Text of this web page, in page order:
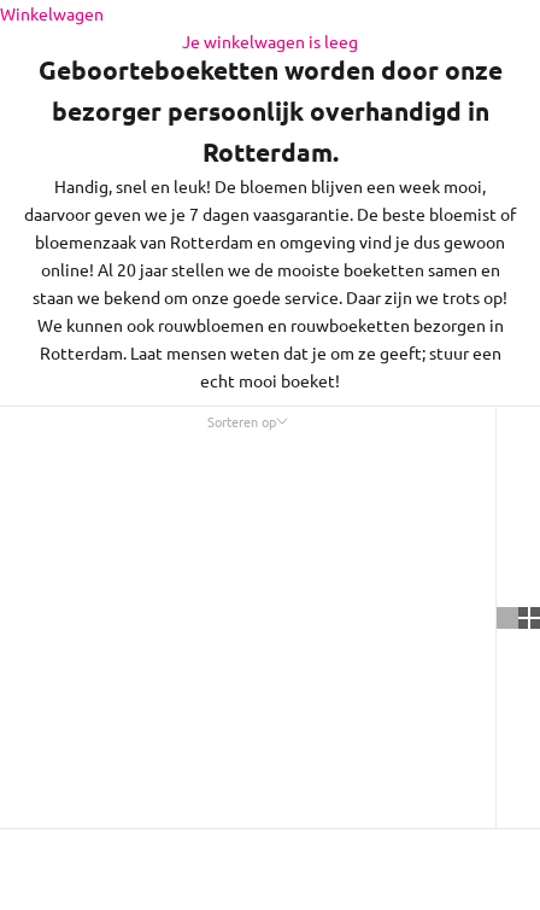
Naar inhoud
Winkelwagen
Je winkelwagen is leeg
en de regio daaromheen, op zon- en feestdagen bezorgen we
niet.
Geboorteboeketten worden door onze
bezorger persoonlijk overhandigd in
Rotterdam.
Handig, snel en leuk! De bloemen blijven een week mooi,
daarvoor geven we je 7 dagen vaasgarantie. De beste bloemist of
bloemenzaak van Rotterdam en omgeving vind je dus gewoon
online! Al 20 jaar stellen we de mooiste boeketten samen en
staan we bekend om onze goede service. Daar zijn we trots op!
We kunnen ook rouwbloemen en rouwboeketten bezorgen in
Rotterdam. Laat mensen weten dat je om ze geeft; stuur een
echt mooi boeket!
Sorteren op